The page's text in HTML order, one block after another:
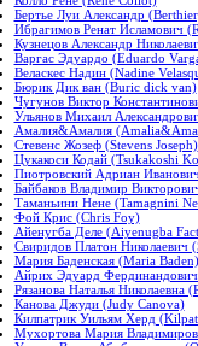
Бертье Луи Александр
Ибрагимов Ренат Исламович
Кузнецов Александр
Варгас Эдуардо (Eduardo
Веласкес Надин (Nadine
Бюрик Дик ван (Buric dick van)
Чугунов Виктор
Ульянов Михаил
Амалия&Амалия
Стевенс Жозеф (Stevens Joseph)
Цукакоси Кодай (Tsukakoshi
Пиотровский Адриан
Байбаков Владимир
Таманьини Нене (Tamagnini
Фой Крис (Chris Foy)
Айенугба Деле (Aiyenugba
Свиридов Платон
Мария Баденская (Maria Baden)
Айрих Эдуард
Рязанова Наталья Николаевна
Канова Джуди (Judy Canova)
Килпатрик Уильям Херд
Мухортова Мария